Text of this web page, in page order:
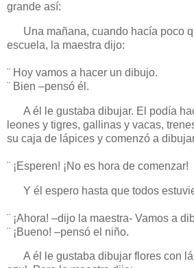
grande así:
Una mañana, cuando hacía poco
escuela, la maestra dijo:
¨ Hoy vamos a hacer un dibujo.
¨ Bien –pensó él.
A él le gustaba dibujar. El podía
leones y tigres, gallinas y vacas,
su caja de lápices y comenzó a
¨ ¡Esperen! ¡No es hora de comenzar!
Y él espero hasta que todos
¨ ¡Ahora! –dijo la maestra- Vamos a
¨ ¡Bueno! –pensó el niño.
A él le gustaba dibujar flores con